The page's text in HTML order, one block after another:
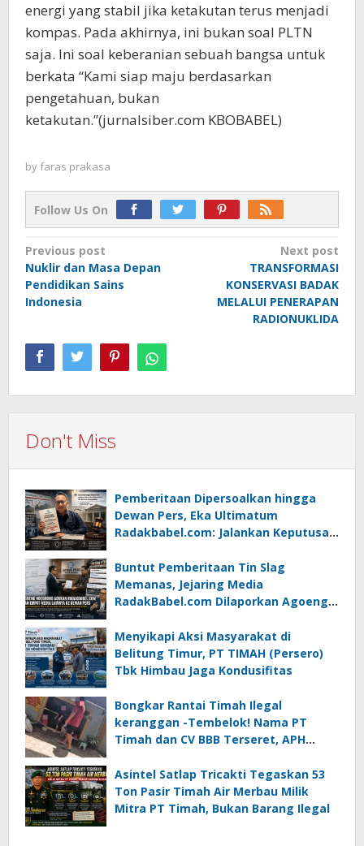
energi yang stabil jika ketakutan terus menjadi
kompas. Pada akhirnya, ini bukan soal PLTN
saja. Ini soal keberanian sebuah bangsa untuk
berkata “Kami siap maju berdasarkan
pengetahuan, bukan
ketakutan.”(jurnalsiber.com KBOBABEL)
by faras prakasa
Follow Us On
Post
navigation
Previous post
Nuklir dan Masa Depan
Pendidikan Sains
Indonesia
Next post
TRANSFORMASI
KONSERVASI BADAK
MELALUI PENERAPAN
RADIONUKLIDA
Don't Miss
Pemberitaan Dipersoalkan hingga
Dewan Pers, Eka Ultimatum
Radakbabel.com: Jalankan Keputusan
Buntut Pemberitaan Tin Slag
Memanas, Jejaring Media
RadakBabel.com Dilaporkan Agoeng
Menyikapi Aksi Masyarakat di
Belitung Timur, PT TIMAH (Persero)
Tbk Himbau Jaga Kondusifitas
Bongkar Rantai Timah Ilegal
keranggan -Tembelok! Nama PT
Timah dan CV BBB Terseret, APH
Asintel Satlap Tricakti Tegaskan 53
Ton Pasir Timah Air Merbau Milik
Mitra PT Timah, Bukan Barang Ilegal